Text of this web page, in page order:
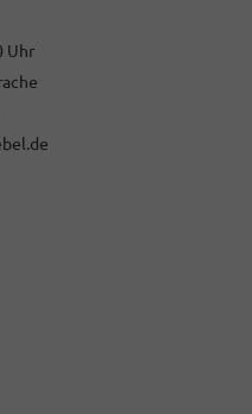
Uhr